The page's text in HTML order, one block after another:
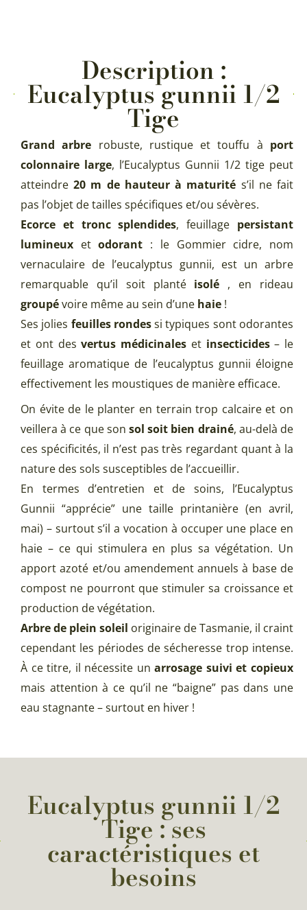
Description :
Eucalyptus gunnii 1/2
Tige
Grand arbre robuste, rustique et touffu à port
colonnaire large, l’Eucalyptus Gunnii 1/2 tige peut
atteindre20 m de hauteur à maturité s’il ne fait
pas l’objet de tailles spécifiques et/ou sévères.
Ecorce et tronc splendides, feuillage persistant
lumineux etodorant : le Gommier cidre, nom
vernaculaire de l’eucalyptus gunnii, est un arbre
remarquable qu’il soit planté isolé , en rideau
groupévoire même au sein d’une haie !
Ses jolies feuilles rondessi typiques sont odorantes
et ont desvertus médicinales etinsecticides– le
feuillage aromatique de l’eucalyptus gunnii éloigne
effectivement les moustiques de manière efficace.
On évite de le planter en terrain trop calcaire et on
veillera à ce que son sol soit bien drainé, au-delà de
ces spécificités, il n’est pas très regardant quant à la
nature des sols susceptibles de l’accueillir.
En termes d’entretien et de soins, l’Eucalyptus
Gunnii “apprécie” une taille printanière (en avril,
mai) – surtout s’il a vocation à occuper une place en
haie – ce qui stimulera en plus sa végétation. Un
apport azoté et/ou amendement annuels à base de
compost ne pourront que stimuler sa croissance et
production de végétation.
Arbre de plein soleil originaire de Tasmanie, il craint
cependant les périodes de sécheresse trop intense.
À ce titre, il nécessite unarrosage suivi et copieux
mais attention à ce qu’il ne “baigne” pas dans une
eau stagnante – surtout en hiver !
Eucalyptus gunnii 1/2
Tige : ses
caractéristiques et
besoins